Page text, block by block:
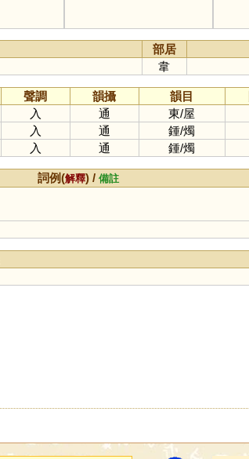
部居
韋
聲調 韻攝 韻目
入 通 東/屋
入 通 鍾/燭
入 通 鍾/燭
詞例(解釋) /備註